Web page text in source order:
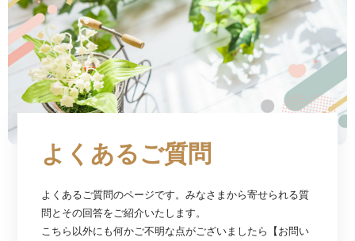
よくあるご質問
よくあるご質問のページです。みなさまから寄せられる質
問とその回答をご紹介いたします。
こちら以外にも何かご不明な点がございましたら【お問い